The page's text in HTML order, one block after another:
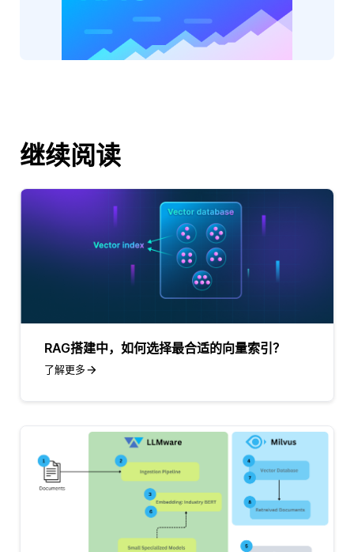
继续阅读
RAG搭建中，如何选择最合适的向量索引？
了解更多